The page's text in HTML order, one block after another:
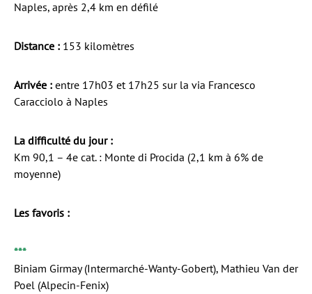
Naples, après 2,4 km en défilé
Distance : 153 kilomètres
Arrivée : entre 17h03 et 17h25 sur la via Francesco
Caracciolo à Naples
La difficulté du jour :
Km 90,1 – 4e cat. : Monte di Procida (2,1 km à 6% de
moyenne)
Les favoris :
***
Biniam Girmay (Intermarché-Wanty-Gobert), Mathieu Van der
Poel (Alpecin-Fenix)